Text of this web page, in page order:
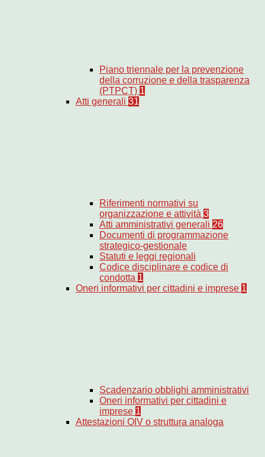
Piano triennale per la prevenzione
della corruzione e della trasparenza
(PTPCT) 1
Atti generali 31
Riferimenti normativi su
organizzazione e attività 3
Atti amministrativi generali 26
Documenti di programmazione
strategico-gestionale
Statuti e leggi regionali
Codice disciplinare e codice di
condotta 1
Oneri informativi per cittadini e imprese 1
Scadenzario obblighi amministrativi
Oneri informativi per cittadini e
imprese 1
Attestazioni OIV o struttura analoga